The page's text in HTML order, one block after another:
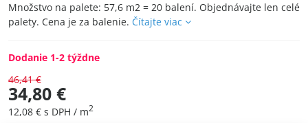
Množstvo na palete: 57,6 m2 = 20 balení. Objednávajte len celé
palety. Cena je za balenie. Čítajte viac
Dodanie 1-2 týždne
46,41 €
34,80 €
12,08 € s DPH / m2